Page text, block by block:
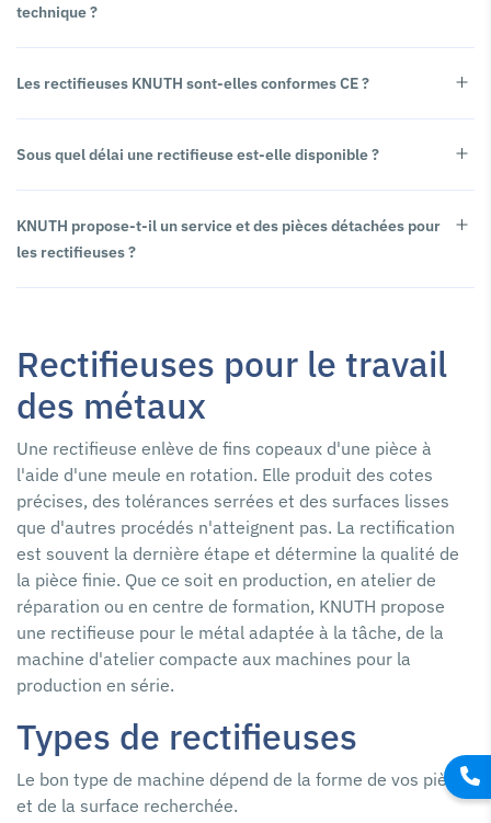
technique ?
Les rectifieuses KNUTH sont-elles conformes CE ?
Sous quel délai une rectifieuse est-elle disponible ?
KNUTH propose-t-il un service et des pièces détachées pour
les rectifieuses ?
Rectifieuses pour le travail
des métaux
Une rectifieuse enlève de fins copeaux d'une pièce à
l'aide d'une meule en rotation. Elle produit des cotes
précises, des tolérances serrées et des surfaces lisses
que d'autres procédés n'atteignent pas. La rectification
est souvent la dernière étape et détermine la qualité de
la pièce finie. Que ce soit en production, en atelier de
réparation ou en centre de formation, KNUTH propose
une rectifieuse pour le métal adaptée à la tâche, de la
machine d'atelier compacte aux machines pour la
production en série.
Types de rectifieuses
Le bon type de machine dépend de la forme de vos pièces
et de la surface recherchée.